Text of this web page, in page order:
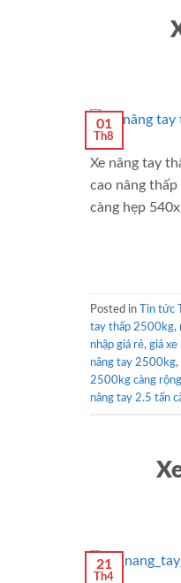
01
Th8
Xe nâng tay
cao nâng
càng hẹp
Posted in Tin tức
tay thấp 2500kg,
nhập giá rẻ, giá xe
nâng tay 2500kg,
2500kg càng rộng
nâng tay 2.5 tấn
21
Th4